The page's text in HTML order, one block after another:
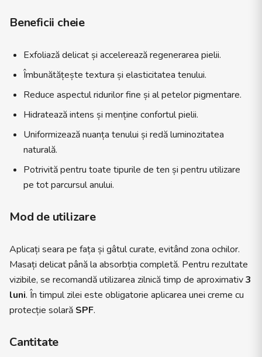
Beneficii cheie
Exfoliază delicat și accelerează regenerarea pielii.
Îmbunătățește textura și elasticitatea tenului.
Reduce aspectul ridurilor fine și al petelor pigmentare.
Hidratează intens și menține confortul pielii.
Uniformizează nuanța tenului și redă luminozitatea
naturală.
Potrivită pentru toate tipurile de ten și pentru utilizare
pe tot parcursul anului.
Mod de utilizare
Aplicați seara pe fața și gâtul curate, evitând zona ochilor.
Masați delicat până la absorbția completă. Pentru rezultate
vizibile, se recomandă utilizarea zilnică timp de aproximativ3
luni. În timpul zilei este obligatorie aplicarea unei creme cu
protecție solară SPF.
Cantitate